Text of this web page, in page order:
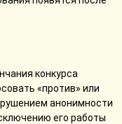
конкурса
«против» или
анонимности
его работы